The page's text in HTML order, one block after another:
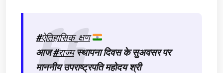
#ऐतिहासिक_क्षण
आज#राज्यस्थापना दिवस के सुअवसर पर
माननीय उपराष्ट्रपति महोदय श्री